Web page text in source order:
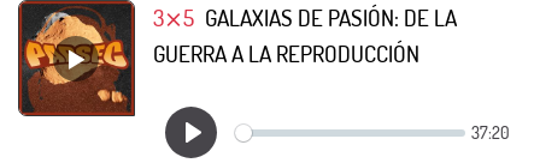
3⨯5 GALAXIAS DE PASIÓN: DE LA
GUERRA A LA REPRODUCCIÓN